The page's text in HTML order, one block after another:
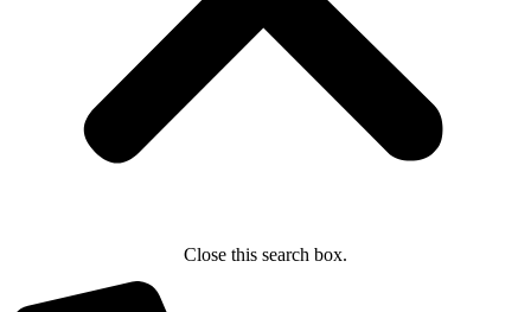
Close this search box.